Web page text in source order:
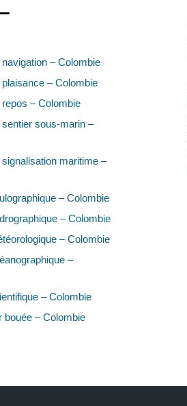
– Colombie
plaisance – Colombie
repos – Colombie
sentier sous-marin –
signalisation maritime –
– Colombie
– Colombie
– Colombie
–
– Colombie
bouée – Colombie